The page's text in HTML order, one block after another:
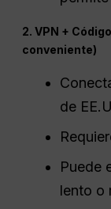
2. VPN +
conveniente)
de
Puede
lento o